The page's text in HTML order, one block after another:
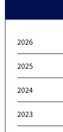
2026
2025
2024
2023